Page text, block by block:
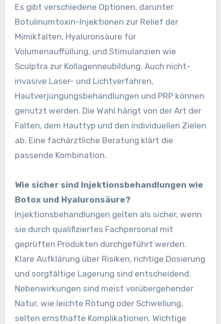
Es gibt verschiedene Optionen, darunter
Botulinumtoxin-Injektionen zur Relief der
Mimikfalten, Hyaluronsäure für
Volumenauffüllung, und Stimulanzien wie
Sculptra zur Kollagenneubildung. Auch nicht-
invasive Laser- und Lichtverfahren,
Hautverjüngungsbehandlungen und PRP können
genutzt werden. Die Wahl hängt von der Art der
Falten, dem Hauttyp und den individuellen Zielen
ab. Eine fachärztliche Beratung klärt die
passende Kombination.
Wie sicher sind Injektionsbehandlungen wie
Botox und Hyaluronsäure?
Injektionsbehandlungen gelten als sicher, wenn
sie durch qualifiziertes Fachpersonal mit
geprüften Produkten durchgeführt werden.
Klare Aufklärung über Risiken, richtige Dosierung
und sorgfältige Lagerung sind entscheidend.
Nebenwirkungen sind meist vorübergehender
Natur, wie leichte Rötung oder Schwellung,
selten ernsthafte Komplikationen. Wichtige